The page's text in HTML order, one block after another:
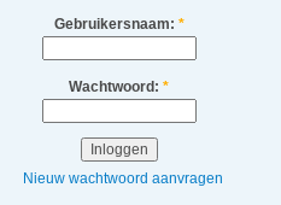
Gebruikersnaam: *
Wachtwoord: *
Nieuw wachtwoord aanvragen